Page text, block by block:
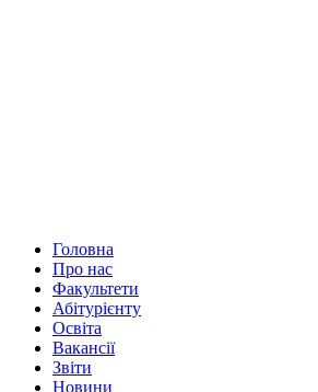
Головна
Про нас
Факультети
Абітурієнту
Освіта
Вакансії
Звіти
Новини